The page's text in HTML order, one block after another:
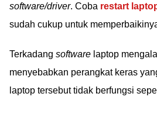
software/driver. Coba restart
sudah cukup untuk
Terkadang software laptop
menyebabkan perangkat keras
laptop tersebut tidak berfungsi